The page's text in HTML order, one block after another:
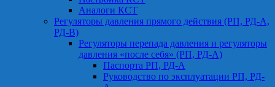
Аналоги КСТ
Регуляторы давления прямого действия (РП, РД-А,
РД-В)
Регуляторы перепада давления и регуляторы
давления «после себя» (РП, РД-А)
Паспорта РП, РД-А
Руководство по эксплуатации РП, РД-